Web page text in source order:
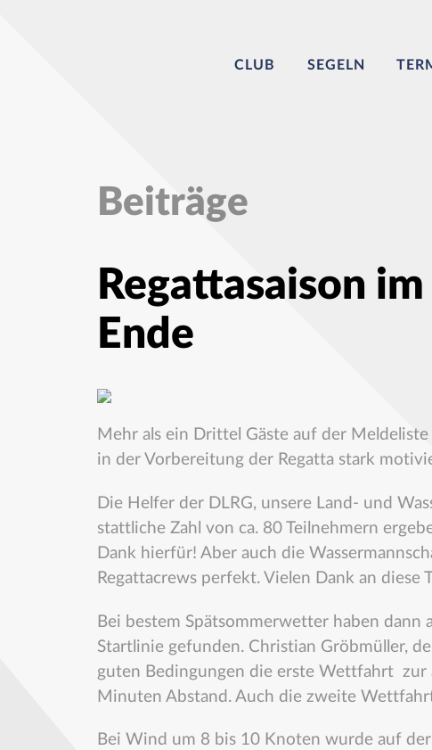
CLUB SEGELN
Beiträge
Regattasaison
Ende
Mehr als ein Drittel Gäste auf der
in der Vorbereitung der Regatta stark
Die Helfer der DLRG, unsere Land- und
stattliche Zahl von ca. 80 Teilnehmern
Dank hierfür! Aber auch die
Regattacrews perfekt. Vielen Dank an diese
Bei bestem Spätsommerwetter haben
Startlinie gefunden. Christian Gröbmüller,
guten Bedingungen die erste Wettfahrt zur
Minuten Abstand. Auch die zweite
Bei Wind um 8 bis 10 Knoten wurde auf